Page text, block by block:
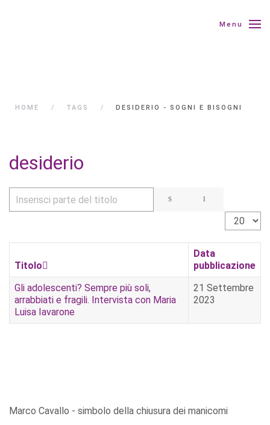
Menu
HOME TAGS DESIDERIO - SOGNI E BISOGNI
desiderio
Inserisci parte del titolo
Visualizza
Titolo
Data
pubblicazione
Gli adolescenti? Sempre più soli,
arrabbiati e fragili. Intervista con Maria
Luisa Iavarone
21 Settembre
2023
Marco Cavallo - simbolo della chiusura dei manicomi